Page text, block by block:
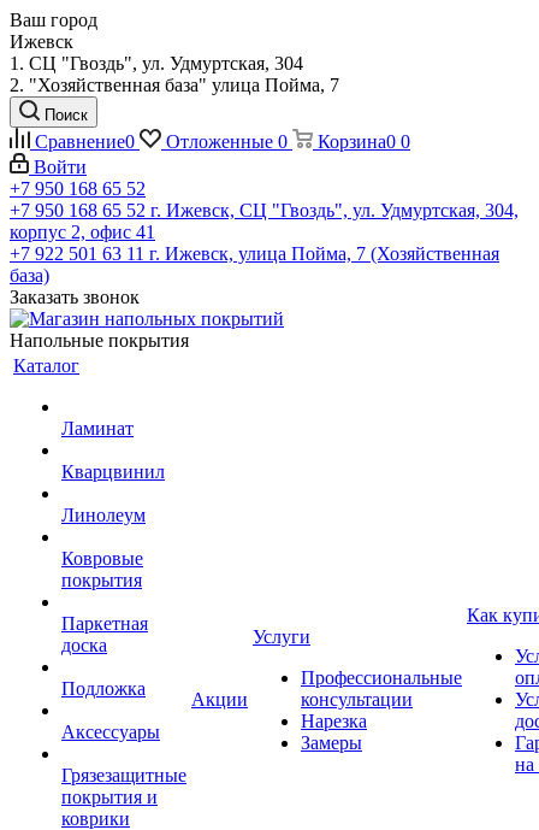
Ваш город
Ижевск
1. СЦ "Гвоздь", ул. Удмуртская, 304
2. "Хозяйственная база" улица Пойма, 7
Поиск
Сравнение0 Отложенные 0 Корзина0 0
Войти
+7 950 168 65 52
+7 950 168 65 52 г. Ижевск, СЦ "Гвоздь", ул. Удмуртская, 304,
корпус 2, офис 41
+7 922 501 63 11 г. Ижевск, улица Пойма, 7 (Хозяйственная
база)
Заказать звонок
Напольные покрытия
Каталог
Ламинат
Кварцвинил
Линолеум
Ковровые
покрытия
Паркетная
доска
Подложка
Аксессуары
Грязезащитные
покрытия и
коврики
Акции
Услуги
Профессиональные
консультации
Нарезка
Замеры
Как
на